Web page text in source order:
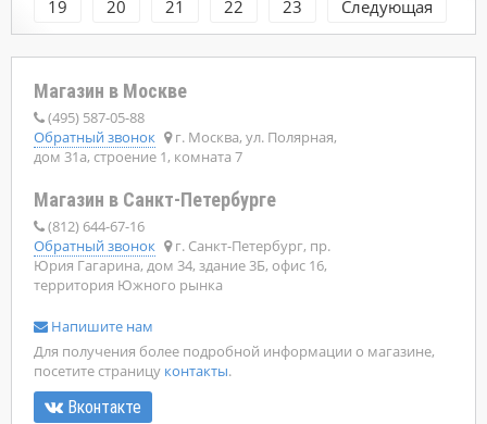
19
20 21 22 23 Следующая
Магазин в Москве
(495) 587-05-88
Обратный звонок
г. Москва, ул. Полярная,
дом 31а, строение 1, комната 7
Магазин в Санкт-Петербурге
(812) 644-67-16
Обратный звонок
г. Санкт-Петербург, пр.
Юрия Гагарина, дом 34, здание 3Б, офис 16,
территория Южного рынка
Напишите нам
Для получения более подробной информации о магазине,
посетите страницу контакты.
Вконтакте